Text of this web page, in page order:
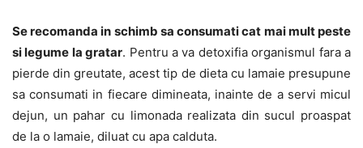
Se recomanda in schimb sa consumati cat mai mult peste
si legume la gratar. Pentru a va detoxifia organismul fara a
pierde din greutate, acest tip de dieta cu lamaie presupune
sa consumati in fiecare dimineata, inainte de a servi micul
dejun, un pahar cu limonada realizata din sucul proaspat
de la o lamaie, diluat cu apa calduta.